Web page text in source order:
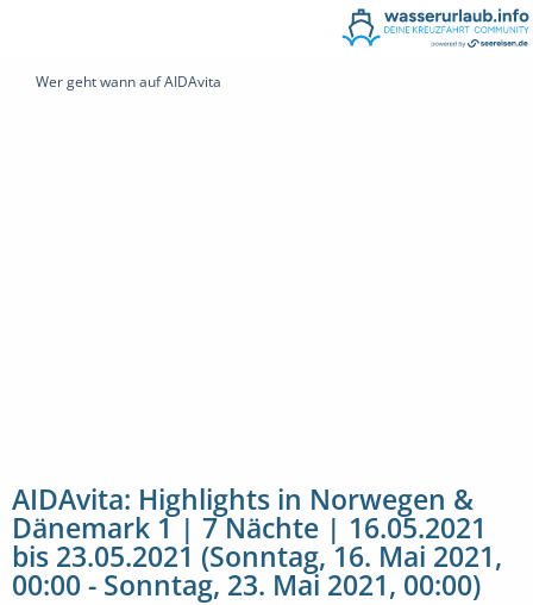
Wer geht wann auf AIDAvita
AIDAvita: Highlights in Norwegen &
Dänemark 1 | 7 Nächte | 16.05.2021
bis 23.05.2021 (Sonntag, 16. Mai 2021,
00:00 - Sonntag, 23. Mai 2021, 00:00)